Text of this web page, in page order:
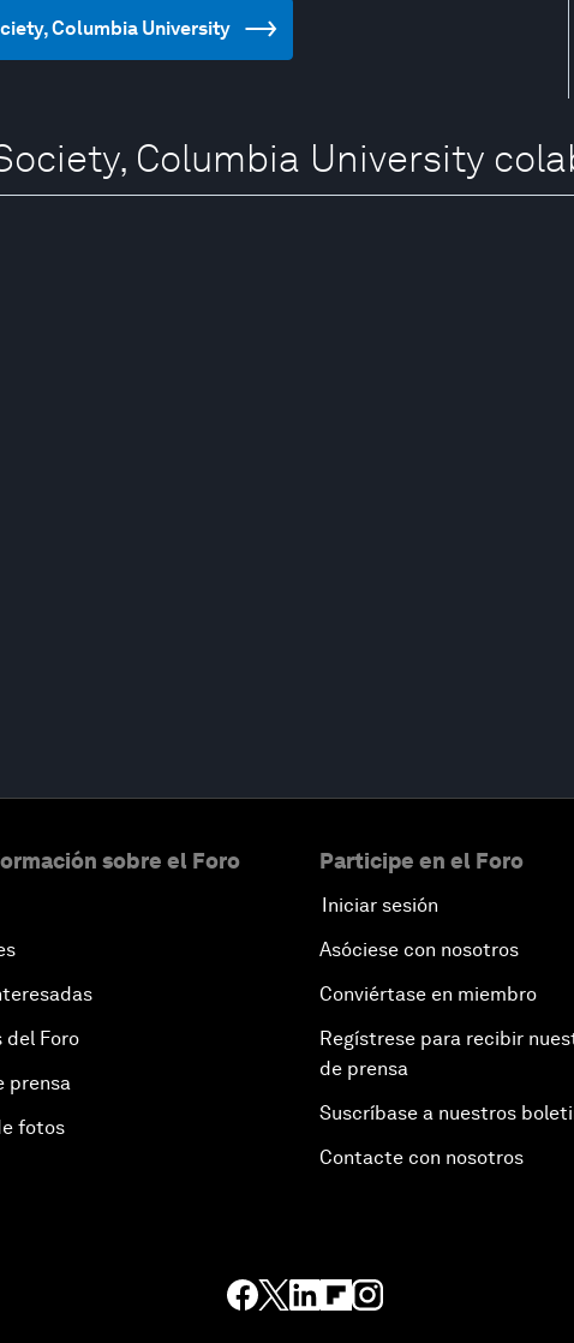
Columbia University
Columbia University
sobre el Foro
del Foro
prensa
fotos
Participe en el Foro
Iniciar sesión
Asóciese con nosotros
Conviértase en miembro
Regístrese para recibir
de prensa
Suscríbase a nuestros
Contacte con nosotros